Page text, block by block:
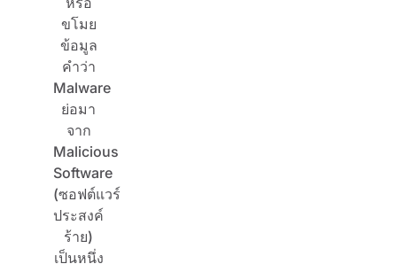
ขโมย
ข้อมูล
คำว่า
Malware
ย่อมา
จาก
Malicious
Software
(ซอฟต์แวร์
ประสงค์
ร้าย)
เป็นหนึ่ง